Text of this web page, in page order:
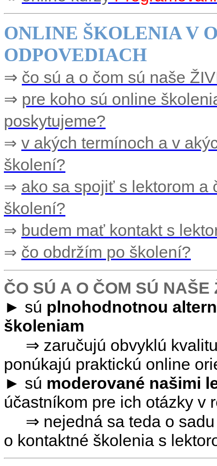
ONLINE ŠKOLENIAV
ODPOVEDIACH
⇒ čo sú a o čom sú naše
⇒ pre koho sú online
poskytujeme?
⇒ v akých termínoch a v
školení?
⇒ ako sa spojiť s lektorom a
školení?
⇒ budem mať kontakt s
⇒ čo obdržím po školení?
ČO SÚ A O ČOM SÚ
► sú plnohodnotnou
školeniam
⇒ zaručujú obvyklú
ponúkajú praktickú online
► sú moderované našimi
účastníkom pre ich otázky v
⇒ nejedná sa teda o
o kontaktné školenia s